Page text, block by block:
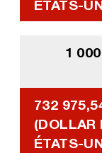
ÉTATS-
1
732
(DOLLAR
ÉTATS-